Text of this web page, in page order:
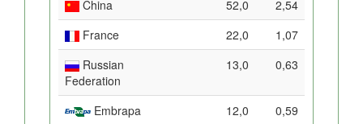
China
52,0
2,54
France
22,0
1,07
Russian
Federation
13,0 0,63
Embrapa 12,0
0,59